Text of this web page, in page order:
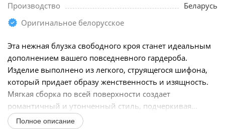
Производство
Беларусь
Оригинальное белорусское
Эта нежная блузка свободного кроя станет идеальным
дополнением вашего повседневного гардероба.
Изделие выполнено из легкого, струящегося шифона,
который придает образу женственность и изящность.
Мягкая сборка по всей поверхности создает
романтичный и утонченный стиль, подчеркивая...
Полное описание